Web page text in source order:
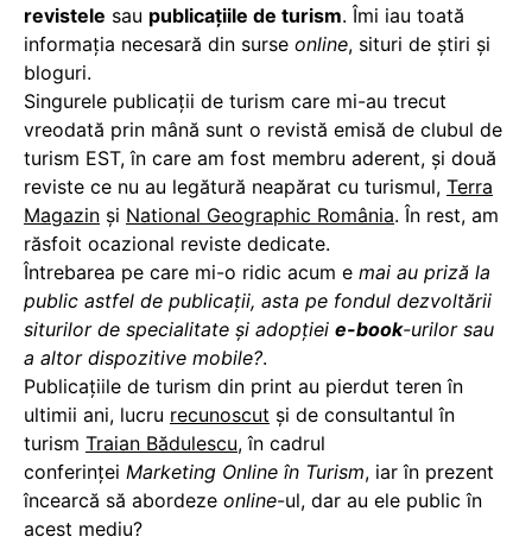
revistele sau publicaţiile de turism. Îmi iau toată
informaţia necesară din surse online, situri de ştiri şi
bloguri.
Singurele publicaţii de turism care mi-au trecut
vreodată prin mână sunt o revistă emisă de clubul de
turism EST, în care am fost membru aderent, şi două
reviste ce nu au legătură neapărat cu turismul, Terra
Magazin şi National Geographic România. În rest, am
răsfoit ocazional reviste dedicate.
Întrebarea pe care mi-o ridic acum e mai au priză la
public astfel de publicaţii, asta pe fondul dezvoltării
siturilor de specialitate şi adopţiei e-book-urilor sau
a altor dispozitive mobile?.
Publicaţiile de turism din print au pierdut teren în
ultimii ani, lucru recunoscut şi de consultantul în
turism Traian Bădulescu, în cadrul
conferinţei Marketing Online în Turism, iar în prezent
încearcă să abordeze online-ul, dar au ele public în
acest mediu?